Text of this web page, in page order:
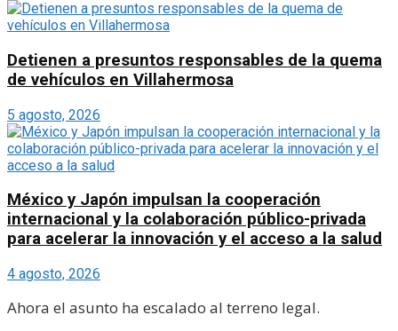
Detienen a presuntos responsables de la quema
de vehículos en Villahermosa
5 agosto, 2026
México y Japón impulsan la cooperación
internacional y la colaboración público-privada
para acelerar la innovación y el acceso a la salud
4 agosto, 2026
Ahora el asunto ha escalado al terreno legal.